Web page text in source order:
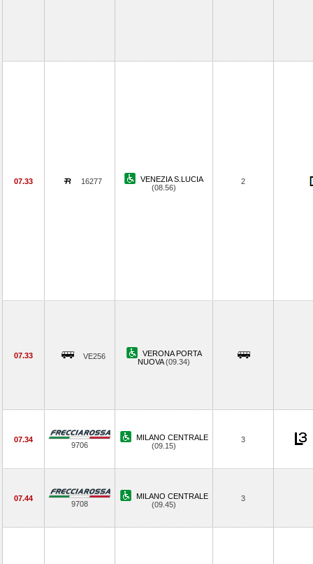
07.33 16277
VENEZIA S.LUCIA
(08.56)
2
07.33 VE256
VERONA PORTA
NUOVA(09.34)
07.34
9706
MILANO CENTRALE
(09.15)
3
07.44
9708
MILANO CENTRALE
(09.45)
3